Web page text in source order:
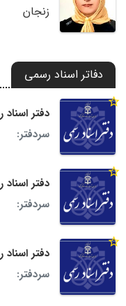
زنجان
دفاتر اسناد رسمی
دفتر اسناد رسمی
سردفتر:
دفتر اسناد رسمی
سردفتر:
دفتر اسناد رسمی
سردفتر: